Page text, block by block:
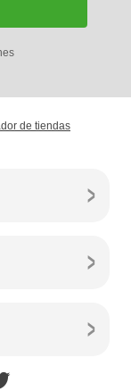
de tiendas